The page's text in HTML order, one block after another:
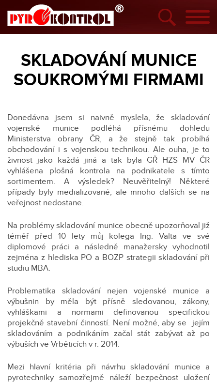
SKLADOVÁNÍ MUNICE
SOUKROMÝMI FIRMAMI
Donedávna jsem si naivně myslela, že skladování
vojenské munice podléhá přísnému dohledu
Ministerstva obrany ČR, a že stejně tak probíhá
obchodování i s vojenskou technikou. Ale ouha, je to
živnost jako každá jiná a tak byla GŘ HZS MV ČR
vyhlášena plošná kontrola na podnikatele s tímto
sortimentem. A výsledek? Neuvěřitelný! Některé
případy byly medializované, ale mnoho dalších se na
veřejnost nedostane.
Na problémy skladování munice obecně upozorňoval již
téměř před 10 lety můj kolega Ing. Valta ve své
diplomové práci a následně manažersky vyhodnotil
zejména z hlediska PO a BOZP strategii skladování při
studiu MBA.
Problematika skladování nejen vojenské munice a
výbušnin by měla být přísně sledovanou, zákony,
vyhláškami a normami definovanou specifickou
projekčně stavební činností. Není možné, aby se jejím
skladováním a podnikáním začal stát zabývat až po
výbuších ve Vrběticích v r. 2014.
Mezi hlavní kritéria při návrhu skladování munice a
pyrotechniky samozřejmě náleží bezpečnost uložení